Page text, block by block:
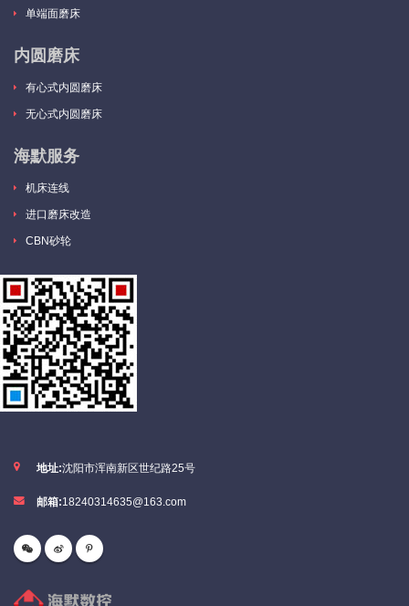
单端面磨床
内圆磨床
有心式内圆磨床
无心式内圆磨床
海默服务
机床连线
进口磨床改造
CBN砂轮
地址:沈阳市浑南新区世纪路25号
邮箱:18240314635@163.com